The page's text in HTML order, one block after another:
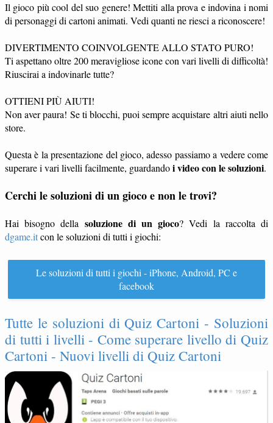
Il gioco più cool del suo genere! Mettiti alla prova e indovina i nomi
di personaggi di cartoni animati. Vedi quanti ne riesci a riconoscere!
DIVERTIMENTO COINVOLGENTE ALLO STATO PURO!
Ti aspettano oltre 200 meravigliose icone con vari livelli di difficoltà!
Riuscirai a indovinarle tutte?
OTTIENI PIÙ AIUTI!
Non aver paura! Se ti blocchi, puoi sempre acquistare altri aiuti nello
store.
Questa è la presentazione del gioco, adesso passiamo a vedere come
superare i vari livelli facilmente, guardandoi video con le soluzioni.
Cerchi le soluzioni di un gioco e non le trovi?
Hai bisogno della soluzione di un gioco? Vedi la raccolta di
dgame.itcon le soluzioni di tutti i giochi:
Le soluzioni di tutti i giochi - iPhone, Android, PC e
facebook
Tutte le soluzioni di Quiz Cartoni - Soluzioni
di tutti i livelli - Come superare livello di Quiz
Cartoni - Nuovi livelli di Quiz Cartoni